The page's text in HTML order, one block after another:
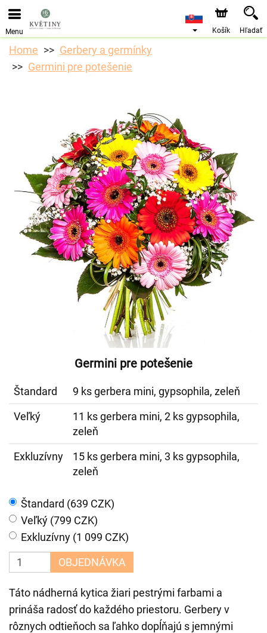
Objednávky prijímame prostredníctvom nášho e-shopu.
Najskorší možný termín doručenia je od 10.8.2026 z
Menu Košík Hľadať
Home
Gerbery a germínky
Germini pre potešenie
Germini pre potešenie
Štandard
9 ks gerbera mini, gypsophila, zeleň
Veľký
11 ks gerbera mini, 2 ks gypsophila,
zeleň
Exkluzívny
15 ks gerbera mini, 3 ks gypsophila,
zeleň
Štandard (639 CZK)
Veľký (799 CZK)
Exkluzívny (1 099 CZK)
OBJEDNÁVKA
Táto nádherná kytica žiari pestrými farbami a
prináša radosť do každého priestoru. Gerbery v
rôznych odtieňoch sa ľahko dopĺňajú s jemnými